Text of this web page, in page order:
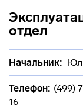
отдел
Начальник:
Телефон: (499)
16